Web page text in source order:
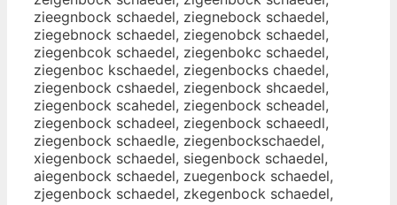
zieegnbock schaedel, ziegnebock schaedel,
ziegebnock schaedel, ziegenobck schaedel,
ziegenbcok schaedel, ziegenbokc schaedel,
ziegenboc kschaedel, ziegenbocks chaedel,
ziegenbock cshaedel, ziegenbock shcaedel,
ziegenbock scahedel, ziegenbock scheadel,
ziegenbock schadeel, ziegenbock schaeedl,
ziegenbock schaedle, ziegenbockschaedel,
xiegenbock schaedel, siegenbock schaedel,
aiegenbock schaedel, zuegenbock schaedel,
zjegenbock schaedel, zkegenbock schaedel,